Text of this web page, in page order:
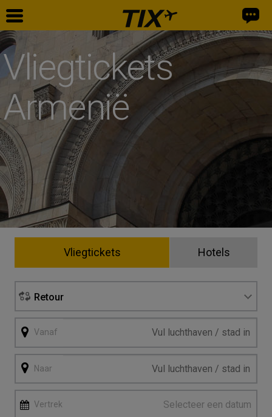
Vliegtickets
Armenië
Vliegtickets Hotels
Retour
Vanaf
Naar
Vertrek Selecteer een datum